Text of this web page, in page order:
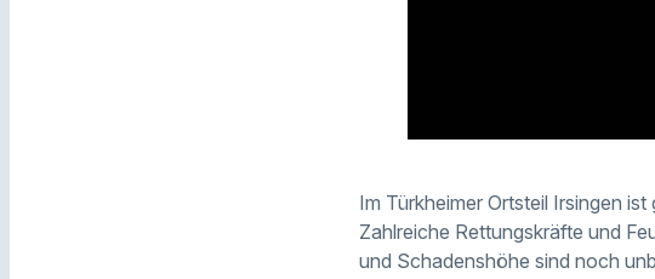
Im Türkheimer Ortsteil Irsingen
Zahlreiche Rettungskräfte und
und Schadenshöhe sind noch